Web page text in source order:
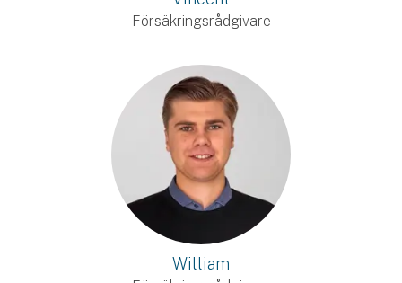
Försäkringsrådgivare
William